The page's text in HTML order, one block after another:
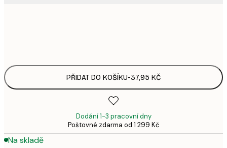
PŘIDAT DO KOŠÍKU-37,95 KČ
Dodání 1-3 pracovní dny
Poštovné zdarma od 1 299 Kč
Na skladě